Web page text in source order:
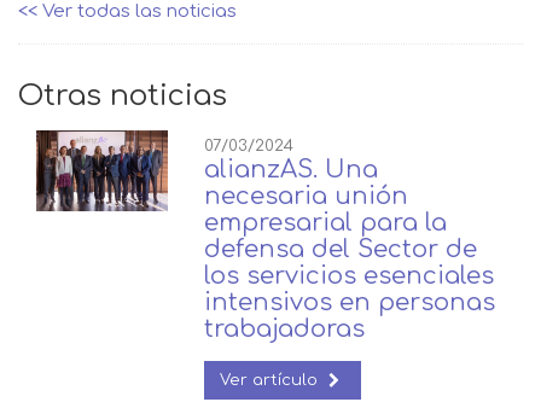
<< Ver todas las noticias
Otras noticias
07/03/2024
alianzAS. Una
necesaria unión
empresarial para la
defensa del Sector de
los servicios esenciales
intensivos en personas
trabajadoras
Ver artículo